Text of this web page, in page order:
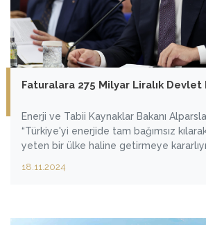
Faturalara 275 Milyar Liralık Devlet
Enerji ve Tabii Kaynaklar Bakanı
“Türkiye'yi enerjide tam bağımsız
yeten bir ülke haline getirmeye
destekleri arttırdıklarına işaret eden
lira devletimiz tarafından
18.11.2024